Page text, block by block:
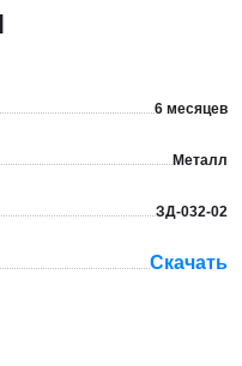
6 месяцев
Металл
ЗД-032-02
Скачать